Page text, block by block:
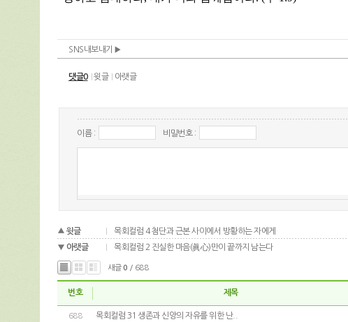
SNS내보내기
댓글0 윗글 아랫글
이름 : 비밀번호 :
윗글
목회컬럼 4 첨단과 근본 사이에서 방황하는 자에게
아랫글
목회컬럼 2 진실한 마음(眞心)만이 끝까지 남는다
새글0 / 688
번호 제목
688 목회컬럼 31 생존과 신앙의 자유를 위한 난..